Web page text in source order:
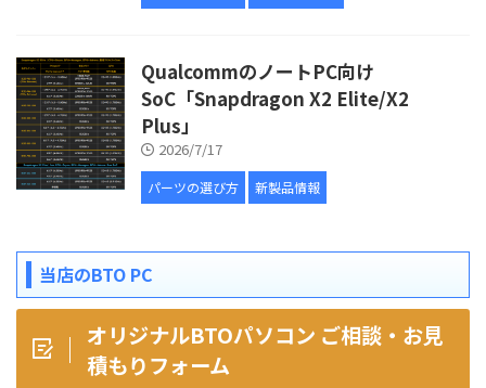
QualcommのノートPC向け
SoC「Snapdragon X2 Elite/X2
Plus」
2026/7/17
パーツの選び方 新製品情報
当店のBTO PC
オリジナルBTOパソコン ご相談・お見
積もりフォーム